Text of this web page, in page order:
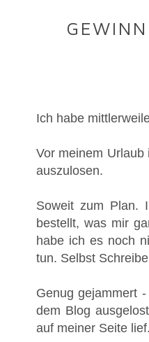
Ich habe
Vor meinem
auszulosen.
Soweit zum Plan.
bestellt, was mir
habe ich es noch
tun. Selbst
Genug gejammert
dem Blog
auf meiner Seite lief.